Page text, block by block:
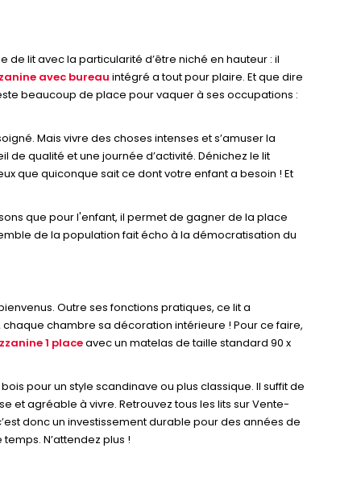
de lit avec la particularité d’être niché en hauteur : il
avec bureau intégré a tout pour plaire. Et que dire
beaucoup de place pour vaquer à ses occupations :
Mais vivre des choses intenses et s’amuser la
qualité et une journée d’activité. Dénichez le lit
que quiconque sait ce dont votre enfant a besoin ! Et
que pour l'enfant, il permet de gagner de la place
de la population fait écho à la démocratisation du
Outre ses fonctions pratiques, ce lit a
chambre sa décoration intérieure ! Pour ce faire,
1 placeavec un matelas de taille standard 90 x
pour un style scandinave ou plus classique. Il suffit de
et agréable à vivre. Retrouvez tous les lits sur Vente-
donc un investissement durable pour des années de
N’attendez plus !